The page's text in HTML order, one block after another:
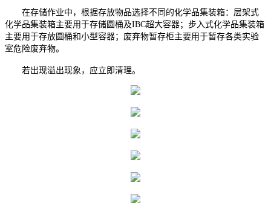
在存储作业中，根据存放物品选择不同的化学品集装箱：层架式
化学品集装箱主要用于存储圆桶及IBC超大容器；步入式化学品集装箱
主要用于存放圆桶和小型容器；废弃物暂存柜主要用于暂存各类实验
室危险废弃物。
若出现溢出现象，应立即清理。